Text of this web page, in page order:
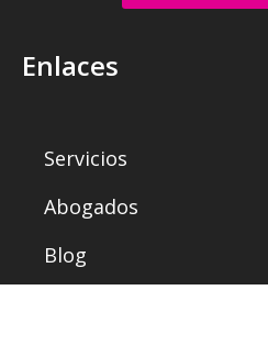
Enlaces
Servicios
Abogados
Blog